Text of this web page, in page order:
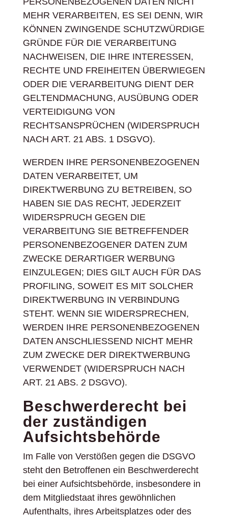
MEHR VERARBEITEN, ES SEI DENN, WIR
KÖNNEN ZWINGENDE SCHUTZWÜRDIGE
GRÜNDE FÜR DIE VERARBEITUNG
NACHWEISEN, DIE IHRE INTERESSEN,
RECHTE UND FREIHEITEN ÜBERWIEGEN
ODER DIE VERARBEITUNG DIENT DER
GELTENDMACHUNG, AUSÜBUNG ODER
VERTEIDIGUNG VON
RECHTSANSPRÜCHEN (WIDERSPRUCH
NACH ART. 21 ABS. 1 DSGVO).
WERDEN IHRE PERSONENBEZOGENEN
DATEN VERARBEITET, UM
DIREKTWERBUNG ZU BETREIBEN, SO
HABEN SIE DAS RECHT, JEDERZEIT
WIDERSPRUCH GEGEN DIE
VERARBEITUNG SIE BETREFFENDER
PERSONENBEZOGENER DATEN ZUM
ZWECKE DERARTIGER WERBUNG
EINZULEGEN; DIES GILT AUCH FÜR DAS
PROFILING, SOWEIT ES MIT SOLCHER
DIREKTWERBUNG IN VERBINDUNG
STEHT. WENN SIE WIDERSPRECHEN,
WERDEN IHRE PERSONENBEZOGENEN
DATEN ANSCHLIESSEND NICHT MEHR
ZUM ZWECKE DER DIREKTWERBUNG
VERWENDET (WIDERSPRUCH NACH
ART. 21 ABS. 2 DSGVO).
Beschwerde­recht bei
der zuständigen
Aufsichts­behörde
Im Falle von Verstößen gegen die DSGVO
steht den Betroffenen ein Beschwerderecht
bei einer Aufsichtsbehörde, insbesondere in
dem Mitgliedstaat ihres gewöhnlichen
Aufenthalts, ihres Arbeitsplatzes oder des